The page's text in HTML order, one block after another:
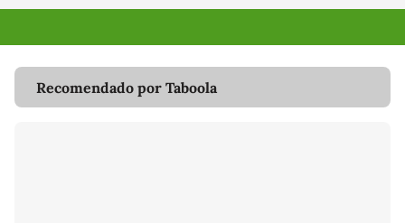
Recomendado por Taboola